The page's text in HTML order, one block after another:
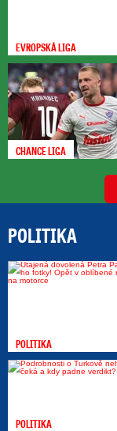
EVROPSKÁ LIGA
CHANCE LIGA
POLITIKA
POLITIKA
POLITIKA